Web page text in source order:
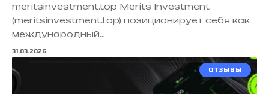
meritsinvestment.top Merits Investment
(meritsinvestment.top) позиционирует себя как
международный…
31.03.2026
ОТЗЫВЫ